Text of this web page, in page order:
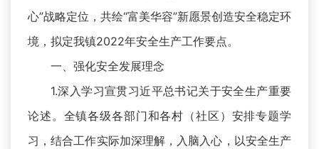
心”战略定位，共绘“富美华容”新愿景创造安全稳定环
境，拟定我镇2022年安全生产工作要点。
一、强化安全发展理念
1.深入学习宣贯习近平总书记关于安全生产重要
论述。全镇各级各部门和各村（社区）安排专题学
习，结合工作实际加深理解，入脑入心，以安全生产